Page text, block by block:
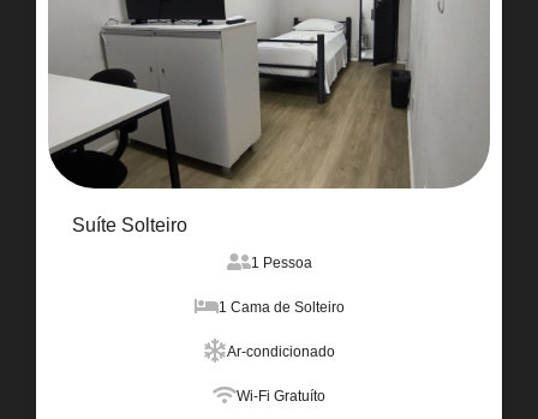
Suíte Solteiro
1 Pessoa
1 Cama de Solteiro
Ar-condicionado
Wi-Fi Gratuíto